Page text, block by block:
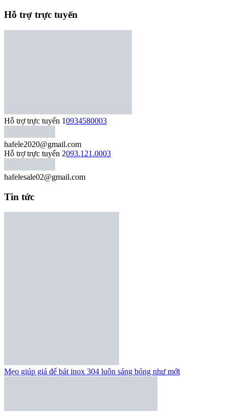
Hỗ trợ trực tuyến
Hỗ trợ trực tuyến 10934580003
hafele2020@gmail.com
Hỗ trợ trực tuyến 2093.121.0003
hafelesale02@gmail.com
Tin tức
Mẹo giúp giá để bát inox 304 luôn sáng bóng như mới